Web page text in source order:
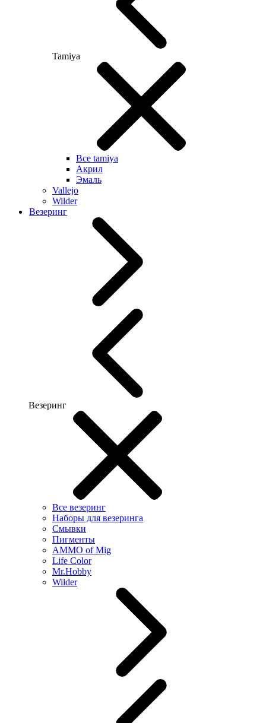
Tamiya
Все tamiya
Акрил
Эмаль
Vallejo
Wilder
Везеринг
Везеринг
Все везеринг
Наборы для везеринга
Смывки
Пигменты
AMMO of Mig
Life Color
Mr.Hobby
Wilder